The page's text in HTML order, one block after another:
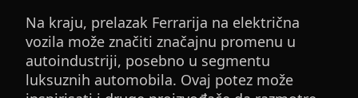
Na kraju, prelazak Ferrarija na električna
vozila može značiti značajnu promenu u
autoindustriji, posebno u segmentu
luksuznih automobila. Ovaj potez može